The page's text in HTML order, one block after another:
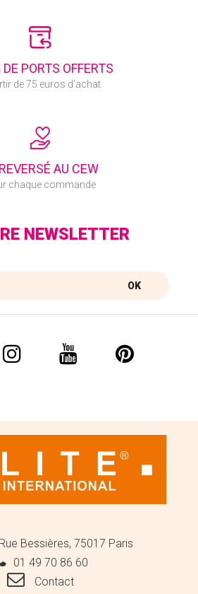
DE PORTS OFFERTS
de 75 euros d’achat
AU CEW
chaque commande
NEWSLETTER
OK
Bessières, 75017 Paris
01 49 70 86 60
Contact